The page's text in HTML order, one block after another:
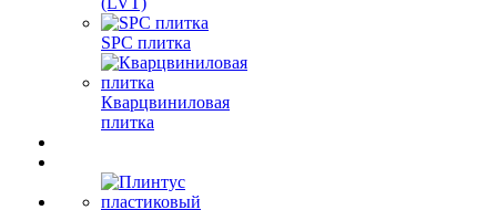
SPC плитка
Кварцвиниловая
плитка